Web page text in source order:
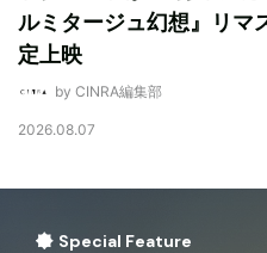
ルミタージュ幻想』リマ
定上映
by CINRA編集部
2026.08.07
Special Feature